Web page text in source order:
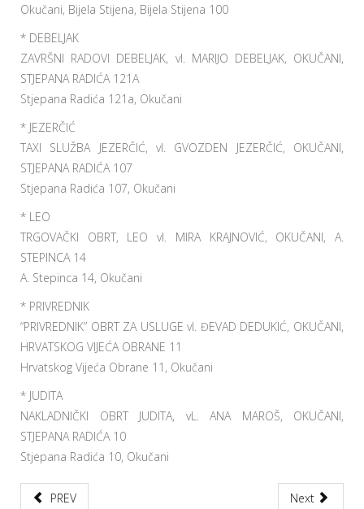
Okučani, Bijela Stijena, Bijela Stijena 100
* DEBELJAK
ZAVRŠNI RADOVI DEBELJAK, vl. MARIJO DEBELJAK, OKUČANI,
STJEPANA RADIĆA 121A
Stjepana Radića 121a, Okučani
* JEZERČIĆ
TAXI SLUŽBA JEZERČIĆ, vl. GVOZDEN JEZERČIĆ, OKUČANI,
STJEPANA RADIĆA 107
Stjepana Radića 107, Okučani
* LEO
TRGOVAČKI OBRT, LEO vl. MIRA KRAJNOVIĆ, OKUČANI, A.
STEPINCA 14
A. Stepinca 14, Okučani
* PRIVREDNIK
“PRIVREDNIK” OBRT ZA USLUGE vl. ĐEVAD DEDUKIĆ, OKUČANI,
HRVATSKOG VIJEĆA OBRANE 11
Hrvatskog Vijeća Obrane 11, Okučani
* JUDITA
NAKLADNIČKI OBRT JUDITA, vL. ANA MAROŠ, OKUČANI,
STJEPANA RADIĆA 10
Stjepana Radića 10, Okučani
PREV Next